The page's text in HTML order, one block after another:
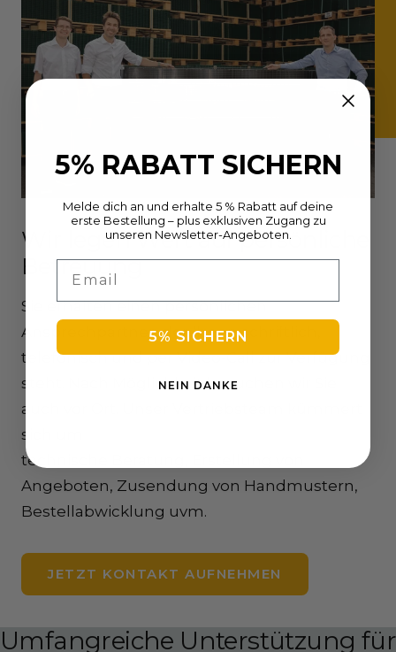
Wir legen Wert auf persönliche
Betreuung
Sie erhalten einen persönlichen
Ansprechpartner, der Ihnen schriftlich,
telefonisch und per Video-Call zur Verfügung
steht. Nach Möglichkeit besuchen wir Sie
auch vor Ort. Unser Vertriebsteam kümmert
sich um
technische Beratung, Erstellung von
Angeboten, Zusendung von Handmustern,
Bestellabwicklung uvm.
JETZT KONTAKT AUFNEHMEN
Umfangreiche Unterstützung für
5% RABATT SICHERN
Melde dich an und erhalte 5 % Rabatt auf deine
erste Bestellung – plus exklusiven Zugang zu
unseren Newsletter-Angeboten.
5% SICHERN
NEIN DANKE